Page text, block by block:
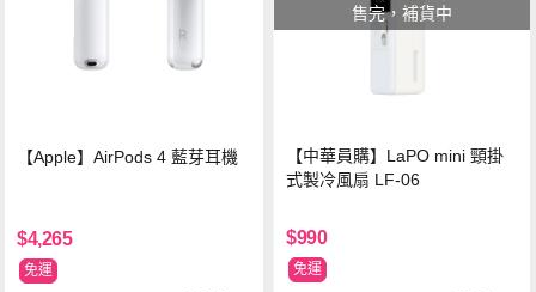
【Apple】AirPods 4 藍芽耳機
$4,265
免運
售完，補貨中
【中華員購】LaPO mini 頸掛
式製冷風扇 LF-06
$990
免運